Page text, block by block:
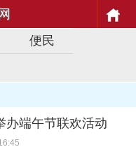
便民
办端午节联欢活动